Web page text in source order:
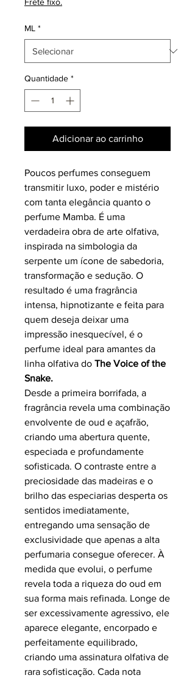
Frete fixo.
ML *
Quantidade *
Adicionar ao carrinho
Poucos perfumes conseguem
transmitir luxo, poder e mistério
com tanta elegância quanto o
perfume Mamba. É uma
verdadeira obra de arte olfativa,
inspirada na simbologia da
serpente um ícone de sabedoria,
transformação e sedução. O
resultado é uma fragrância
intensa, hipnotizante e feita para
quem deseja deixar uma
impressão inesquecível, é o
perfume ideal para amantes da
linha olfativa do The Voice of the
Snake.
Desde a primeira borrifada, a
fragrância revela uma combinação
envolvente de oud e açafrão,
criando uma abertura quente,
especiada e profundamente
sofisticada. O contraste entre a
preciosidade das madeiras e o
brilho das especiarias desperta os
sentidos imediatamente,
entregando uma sensação de
exclusividade que apenas a alta
perfumaria consegue oferecer. À
medida que evolui, o perfume
revela toda a riqueza do oud em
sua forma mais refinada. Longe de
ser excessivamente agressivo, ele
aparece elegante, encorpado e
perfeitamente equilibrado,
criando uma assinatura olfativa de
rara sofisticação. Cada nota